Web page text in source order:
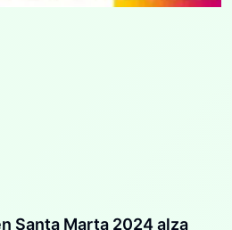
Santa Marta 2024 alza